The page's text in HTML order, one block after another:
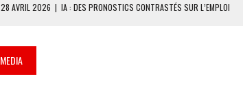
28 AVRIL 2026 | IA : DES PRONOSTICS CONTRASTÉS SUR L’EMPLOI
| PRESSE D’INFORMATION : UNE ÉCONOMIE DANGEREUSEMENT FRAGILISÉE
MEDIA